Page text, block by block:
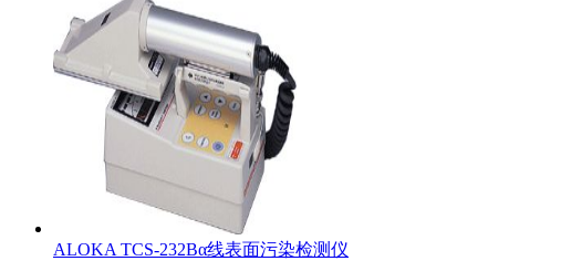
ALOKA TCS-232Bα线表面污染检测仪